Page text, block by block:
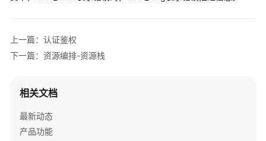
模
板
源
编
上一篇：认证鉴权
下一篇：资源编排-资源栈
相关文档
最新动态
产品功能